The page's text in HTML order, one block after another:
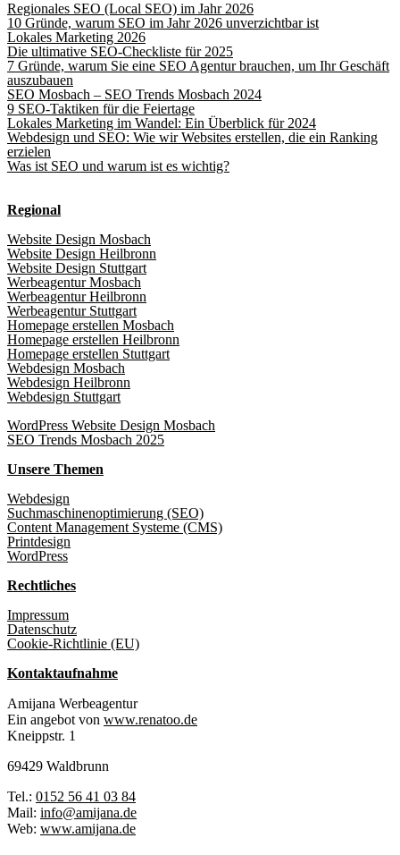
Regionales SEO (Local SEO) im Jahr 2026
10 Gründe, warum SEO im Jahr 2026 unverzichtbar ist
Lokales Marketing 2026
Die ultimative SEO-Checkliste für 2025
7 Gründe, warum Sie eine SEO Agentur brauchen, um Ihr Geschäft
auszubauen
SEO Mosbach – SEO Trends Mosbach 2024
9 SEO-Taktiken für die Feiertage
Lokales Marketing im Wandel: Ein Überblick für 2024
Webdesign und SEO: Wie wir Websites erstellen, die ein Ranking
erzielen
Was ist SEO und warum ist es wichtig?
Regional
Website Design Mosbach
Website Design Heilbronn
Website Design Stuttgart
Werbeagentur Mosbach
Werbeagentur Heilbronn
Werbeagentur Stuttgart
Homepage erstellen Mosbach
Homepage erstellen Heilbronn
Homepage erstellen Stuttgart
Webdesign Mosbach
Webdesign Heilbronn
Webdesign Stuttgart
WordPress Website Design Mosbach
SEO Trends Mosbach 2025
Unsere Themen
Webdesign
Suchmaschinenoptimierung (SEO)
Content Management Systeme (CMS)
Printdesign
WordPress
Rechtliches
Impressum
Datenschutz
Cookie-Richtlinie (EU)
Kontaktaufnahme
Amijana Werbeagentur
Ein angebot von www.renatoo.de
Kneippstr. 1
69429 Waldbrunn
Tel.: 0152 56 41 03 84
Mail: info@amijana.de
Web: www.amijana.de